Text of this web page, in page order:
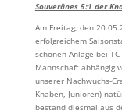
Souveränes 5:1 der
Am Freitag, den
erfolgreichem
schönen Anlage bei
Mannschaft abhängig
unserer Nachwuchs-
Knaben, Junioren)
bestand diesmal aus